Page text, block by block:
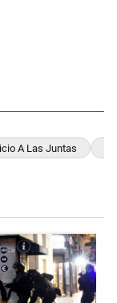
A Las Juntas
en CABA se
de tendencia con